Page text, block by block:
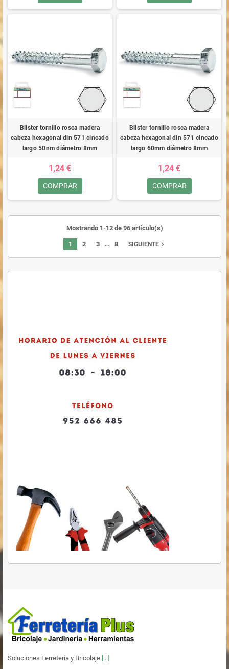
Blister tornillo rosca madera
cabeza hexagonal din 571 cincado
largo 50nm diámetro 8mm
1,24 €
COMPRAR
Blister tornillo rosca madera
cabeza hexagonal din 571 cincado
largo 60mm diámetro 8mm
1,24 €
COMPRAR
Mostrando 1-12 de 96 artículo(s)
1 2 3 … 8 SIGUIENTEnavigate_next
Soluciones Ferretería y Bricolaje [...]